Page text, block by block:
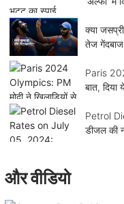
क्या
तेज
Paris
बात,
Petrol
डीजल की
और वीडियो